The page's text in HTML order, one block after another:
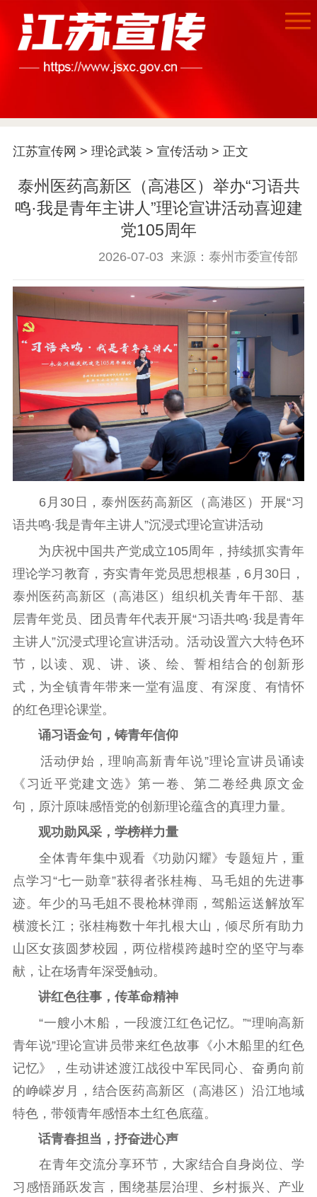
江苏要闻
公示公告
信息公开年度报
政策法规
工作动态
理论武装
理论学习 宣传宣讲 研究阐释
哲学社科
社科强省 工作通知
成果集萃
江苏文脉
资料下载
主题宣传 对外宣传
新闻发布
记者之家
品牌栏目
文化文艺
精品生产 文化惠民
文化传承
文化交流
体制改革
文化产业
紫金文化艺术节
精神文明
文明创建 文明实践
文明培育
先进典型
社会宣传
思想政治教育 爱国主义教育
全民国防教育
红色资源保护利
用
新闻出版
电影工作
电影创作 电影市场
机关党建
党建要闻 学习在线
文化人才
江苏宣传网 > 理论武装 > 宣传活动 > 正文
泰州医药高新区（高港区）举办“习语共
鸣·我是青年主讲人”理论宣讲活动喜迎建
党105周年
2026-07-03 来源：泰州市委宣传部
6月30日，泰州医药高新区（高港区）开展“习
语共鸣·我是青年主讲人”沉浸式理论宣讲活动
为庆祝中国共产党成立105周年，持续抓实青年
理论学习教育，夯实青年党员思想根基，6月30日，
泰州医药高新区（高港区）组织机关青年干部、基
层青年党员、团员青年代表开展“习语共鸣·我是青年
主讲人”沉浸式理论宣讲活动。活动设置六大特色环
节，以读、观、讲、谈、绘、誓相结合的创新形
式，为全镇青年带来一堂有温度、有深度、有情怀
的红色理论课堂。
诵习语金句，铸青年信仰
活动伊始，理响高新青年说”理论宣讲员诵读
《习近平党建文选》第一卷、第二卷经典原文金
句，原汁原味感悟党的创新理论蕴含的真理力量。
观功勋风采，学榜样力量
全体青年集中观看《功勋闪耀》专题短片，重
点学习“七一勋章”获得者张桂梅、马毛姐的先进事
迹。年少的马毛姐不畏枪林弹雨，驾船运送解放军
横渡长江；张桂梅数十年扎根大山，倾尽所有助力
山区女孩圆梦校园，两位楷模跨越时空的坚守与奉
献，让在场青年深受触动。
讲红色往事，传革命精神
“一艘小木船，一段渡江红色记忆。”“理响高新
青年说”理论宣讲员带来红色故事《小木船里的红色
记忆》，生动讲述渡江战役中军民同心、奋勇向前
的峥嵘岁月，结合医药高新区（高港区）沿江地域
特色，带领青年感悟本土红色底蕴。
话青春担当，抒奋进心声
在青年交流分享环节，大家结合自身岗位、学
习感悟踊跃发言，围绕基层治理、乡村振兴、产业